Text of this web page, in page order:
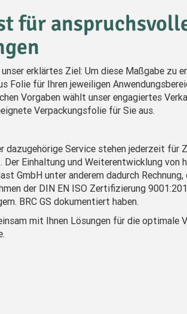
für
erklärtes Ziel: Um diese Maßgabe zu
Folie für Ihren jeweiligen
Vorgaben wählt unser engagiertes
Verpackungsfolie für Sie aus.
dazugehörige Service stehen jederzeit für
Einhaltung und Weiterentwicklung von
GmbH unter anderem dadurch Rechnung,
der DIN EN ISO Zertifizierung
BRC GS dokumentiert haben.
mit Ihnen Lösungen für die optimale